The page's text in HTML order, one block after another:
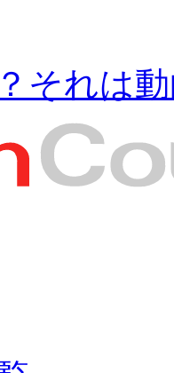
それは